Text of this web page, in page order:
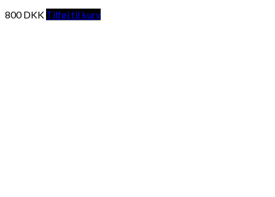
800DKK Tilføj til kurv